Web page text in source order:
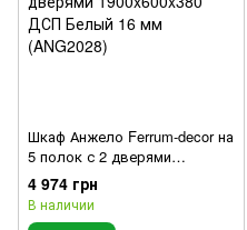
Шкаф Анжело Ferrum-decor на
5 полок с 2 дверями
1900x600x380 ДСП Белый 16
мм (ANG2028)
4 974 грн
В наличии